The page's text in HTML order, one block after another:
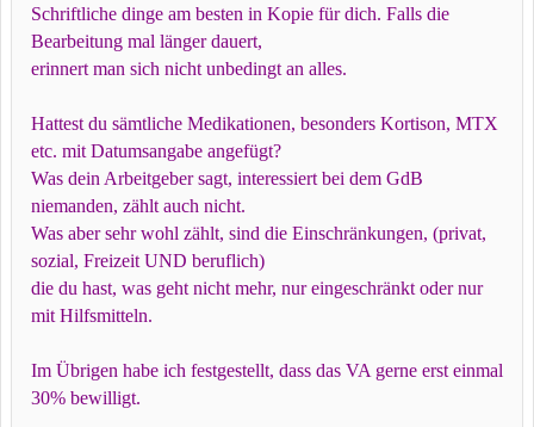
Schriftliche dinge am besten in Kopie für dich. Falls die
Bearbeitung mal länger dauert,
erinnert man sich nicht unbedingt an alles.
Hattest du sämtliche Medikationen, besonders Kortison, MTX
etc. mit Datumsangabe angefügt?
Was dein Arbeitgeber sagt, interessiert bei dem GdB
niemanden, zählt auch nicht.
Was aber sehr wohl zählt, sind die Einschränkungen, (privat,
sozial, Freizeit UND beruflich)
die du hast, was geht nicht mehr, nur eingeschränkt oder nur
mit Hilfsmitteln.
Im Übrigen habe ich festgestellt, dass das VA gerne erst einmal
30% bewilligt.